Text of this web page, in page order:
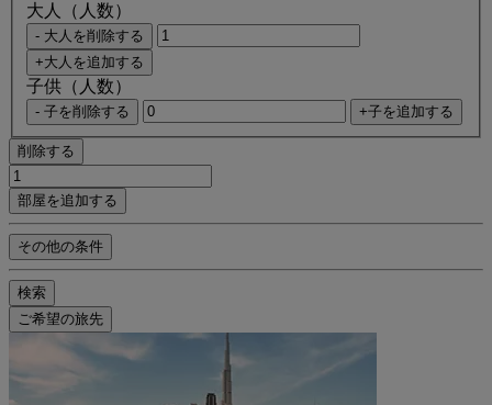
大人（人数）
- 大人を削除する
+大人を追加する
子供（人数）
- 子を削除する +子を追加する
削除する
部屋を追加する
その他の条件
検索
ご希望の旅先